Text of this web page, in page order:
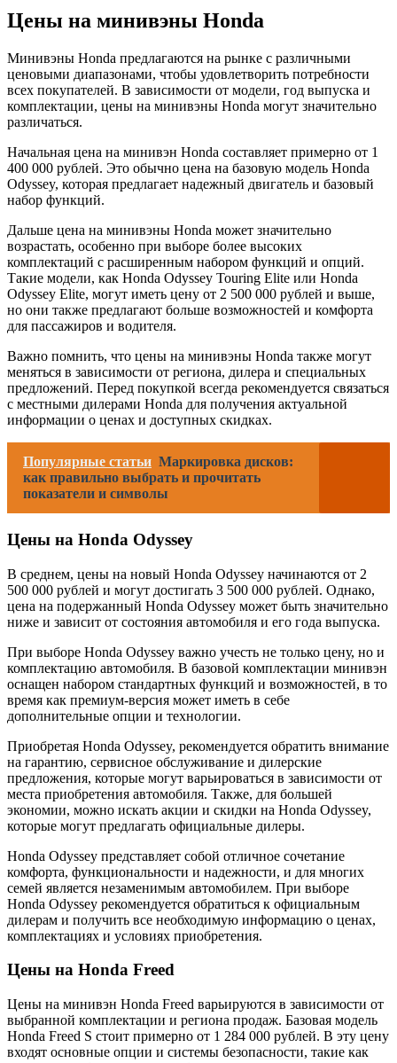
Цены на минивэны Honda
Минивэны Honda предлагаются на рынке с различными
ценовыми диапазонами, чтобы удовлетворить потребности
всех покупателей. В зависимости от модели, год выпуска и
комплектации, цены на минивэны Honda могут значительно
различаться.
Начальная цена на минивэн Honda составляет примерно от 1
400 000 рублей. Это обычно цена на базовую модель Honda
Odyssey, которая предлагает надежный двигатель и базовый
набор функций.
Дальше цена на минивэны Honda может значительно
возрастать, особенно при выборе более высоких
комплектаций с расширенным набором функций и опций.
Такие модели, как Honda Odyssey Touring Elite или Honda
Odyssey Elite, могут иметь цену от 2 500 000 рублей и выше,
но они также предлагают больше возможностей и комфорта
для пассажиров и водителя.
Важно помнить, что цены на минивэны Honda также могут
меняться в зависимости от региона, дилера и специальных
предложений. Перед покупкой всегда рекомендуется связаться
с местными дилерами Honda для получения актуальной
информации о ценах и доступных скидках.
Популярные статьи Маркировка дисков:
как правильно выбрать и прочитать
показатели и символы
Цены на Honda Odyssey
В среднем, цены на новый Honda Odyssey начинаются от 2
500 000 рублей и могут достигать 3 500 000 рублей. Однако,
цена на подержанный Honda Odyssey может быть значительно
ниже и зависит от состояния автомобиля и его года выпуска.
При выборе Honda Odyssey важно учесть не только цену, но и
комплектацию автомобиля. В базовой комплектации минивэн
оснащен набором стандартных функций и возможностей, в то
время как премиум-версия может иметь в себе
дополнительные опции и технологии.
Приобретая Honda Odyssey, рекомендуется обратить внимание
на гарантию, сервисное обслуживание и дилерские
предложения, которые могут варьироваться в зависимости от
места приобретения автомобиля. Также, для большей
экономии, можно искать акции и скидки на Honda Odyssey,
которые могут предлагать официальные дилеры.
Honda Odyssey представляет собой отличное сочетание
комфорта, функциональности и надежности, и для многих
семей является незаменимым автомобилем. При выборе
Honda Odyssey рекомендуется обратиться к официальным
дилерам и получить все необходимую информацию о ценах,
комплектациях и условиях приобретения.
Цены на Honda Freed
Цены на минивэн Honda Freed варьируются в зависимости от
выбранной комплектации и региона продаж. Базовая модель
Honda Freed S стоит примерно от 1 284 000 рублей. В эту цену
входят основные опции и системы безопасности, такие как